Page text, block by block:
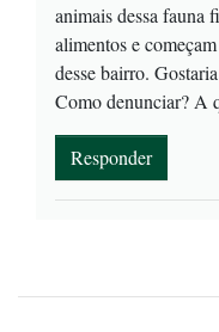
animais dessa fauna
alimentos e
desse bairro.
Como denunciar? A
Responder